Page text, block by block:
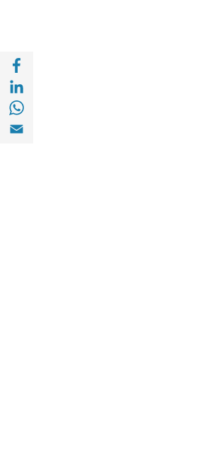
Compartir a Facebook
Compartir a with
Compartir a with